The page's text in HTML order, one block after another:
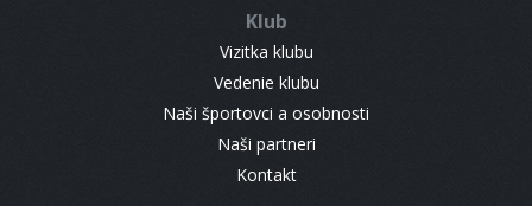
Klub
Vizitka klubu
Vedenie klubu
Naši športovci a osobnosti
Naši partneri
Kontakt
CONTACT